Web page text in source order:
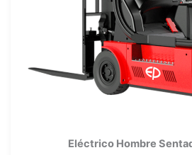
Eléctrico Hombre